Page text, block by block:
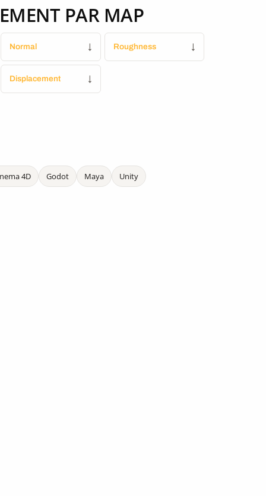
PAR MAP
Normal ↓ Roughness ↓
Displacement ↓
4D Godot Maya
Unity